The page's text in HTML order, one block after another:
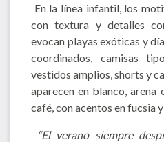
En la línea infantil, los
con textura y detalles
evocan playas exóticas y
coordinados, camisas
vestidos amplios, shorts y
aparecen en blanco,
café, con acentos en fucsia
“El verano siempre